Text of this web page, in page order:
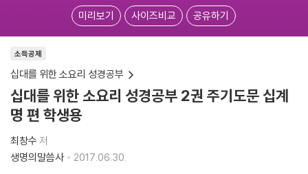
미리보기 사이즈비교 공유하기
소득공제
십대를 위한 소요리 성경공부
십대를 위한 소요리 성경공부 2권 주기도문 십계
명 편 학생용
최창수 저
생명의말씀사
2017.06.30.